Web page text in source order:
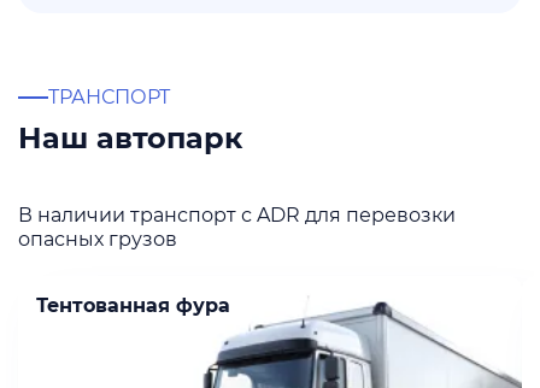
ТРАНСПОРТ
Наш автопарк
В наличии транспорт с ADR для перевозки
опасных грузов
Тентованная фура